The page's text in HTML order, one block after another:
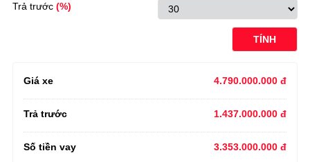
Trả trước(%)
TÍNH
Giá xe 4.790.000.000 đ
Trả trước 1.437.000.000 đ
Số tiền vay 3.353.000.000 đ